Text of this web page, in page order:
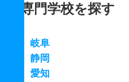
専門学校を探す
岐阜
静岡
愛知